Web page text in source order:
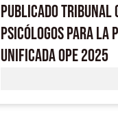
PUBLICADO TRIBUNAL
PSICÓLOGOS PARA LA
UNIFICADA OPE 2025